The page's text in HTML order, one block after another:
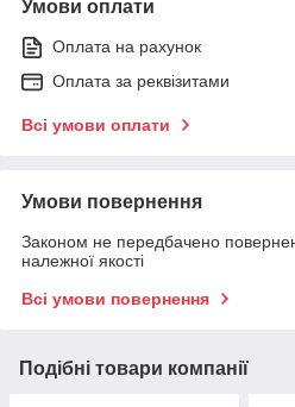
Умови оплати
Оплата на рахунок
Оплата за реквізитами
Всі умови оплати
Умови повернення
Законом не передбачено
належної якості
Всі умови повернення
Подібні товари компанії